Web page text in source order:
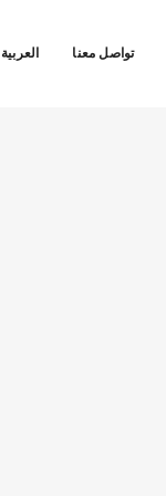
تواصل معنا العربية